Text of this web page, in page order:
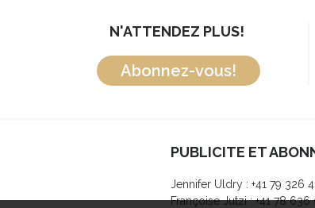
N'ATTENDEZ PLUS!
Abonnez-vous!
PUBLICITE ET
Jennifer Uldry : +41 79 326
Françoise Jutzi : +41 78 636